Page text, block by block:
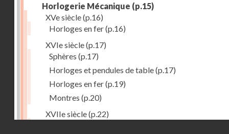
Horlogerie Mécanique (p.15)
XVe siècle(p.16)
Horloges en fer(p.16)
XVIe siècle(p.17)
Sphères (p.17)
Horloges et pendules de table(p.17)
Horloges en fer(p.19)
Montres (p.20)
XVIIe siècle(p.22)